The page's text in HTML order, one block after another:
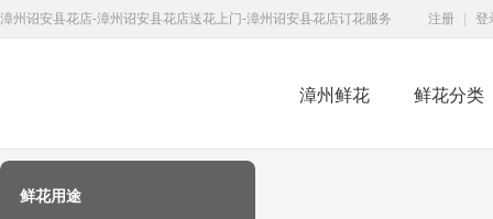
漳州诏安县花店-漳州诏安县花店送花上门-漳州诏安县花店订花服务 注册 登
漳州鲜花 鲜花分类
鲜花用途